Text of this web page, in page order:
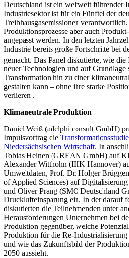
Deutschland ist ein weltweit führender
Industriesektor ist für ein Fünftel der
Treibhausgasemissionen
Produktionsprozesse aber auch
angepasst werden. In den letzten
Industrie bereits große Fortschritte bei
gemacht. Das Panel diskutierte, wie
neuer Technologien und auf Grundlage
Transformation hin zu einer
gestalten kann – ohne ihre starke
verlieren .
Klimaneutrale Produktion
Daniel Weiß (adelphi consult GmbH)
Impulsvortrag die
Niedersächsischen Wirtschaft. In
Tobias Heinen (GREAN GmbH) auf
Alexander Witthohn (IHK Hannover)
Umweltdaten, Prof. Dr. Holger
of Applied Sciences) auf
und Oliver Prang (SMC Deutschland
Drucklufteinsparung ein. In der darauf
diskutierten die Teilnehmenden unter
Herausforderungen Unternehmen bei
Produktion gegenüber, welche
Produktion für die Re-Industrialisierung
und wie das Zukunftsbild der
2050 aussieht.